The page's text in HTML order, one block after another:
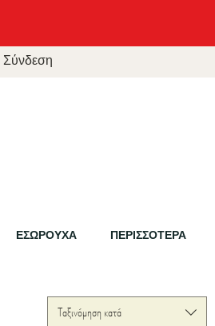
Σύνδεση
ΕΣΩΡΟΥΧΑ ΠΕΡΙΣΣΟΤΕΡΑ
Ταξινόμηση κατά